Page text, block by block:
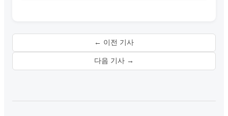
← 이전 기사
다음 기사 →